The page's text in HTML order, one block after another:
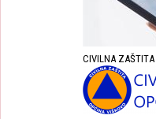
CIVILNA ZAŠTITA